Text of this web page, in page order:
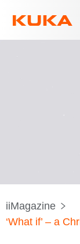
iiMagazine
‘What if’ – a